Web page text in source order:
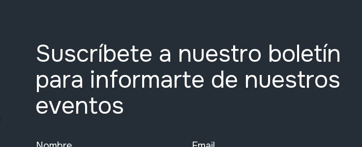
Suscríbete a nuestro boletín
para informarte de nuestros
eventos